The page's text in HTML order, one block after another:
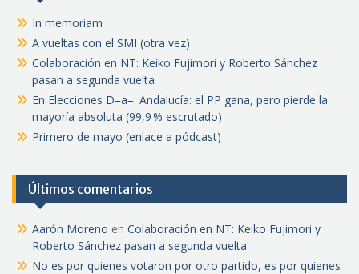
In memoriam
A vueltas con el SMI (otra vez)
Colaboración en NT: Keiko Fujimori y Roberto Sánchez
pasan a segunda vuelta
En Elecciones D=a=: Andalucía: el PP gana, pero pierde la
mayoría absoluta (99,9 % escrutado)
Primero de mayo (enlace a pódcast)
Últimos comentarios
Aarón Moreno en Colaboración en NT: Keiko Fujimori y
Roberto Sánchez pasan a segunda vuelta
No es por quienes votaron por otro partido, es por quienes